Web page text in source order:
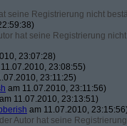
seine Registrierung nicht
hat seine Registrierung
23:07:28)
23:08:55)
23:11:25)
am 11.07.2010, 23:11:56)
am 11.07.2010, 23:13:51)
am 11.07.2010,
Autor hat seine